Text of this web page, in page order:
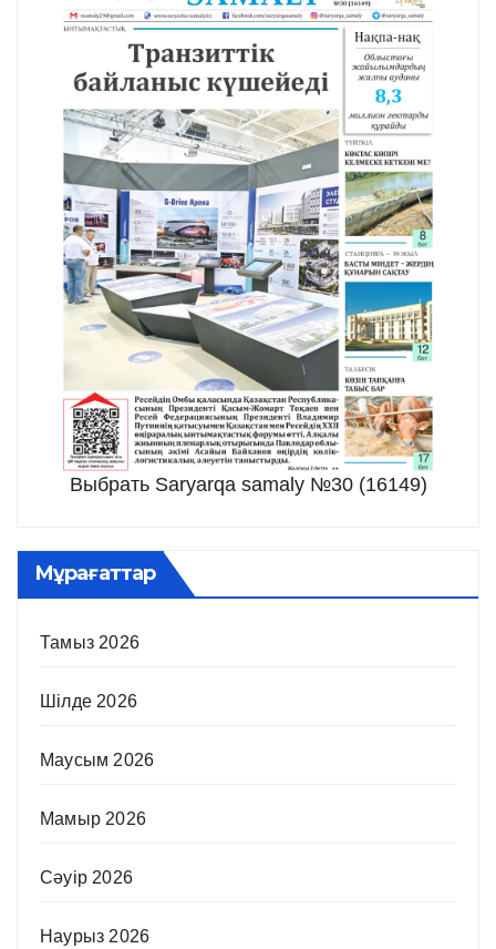
Выбрать Saryarqa samaly №30 (16149)
Мұрағаттар
Тамыз 2026
Шілде 2026
Маусым 2026
Мамыр 2026
Сәуір 2026
Наурыз 2026